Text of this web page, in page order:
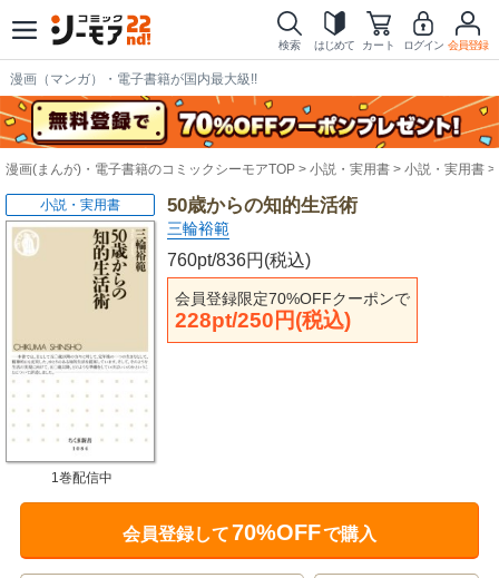
検索 はじめて カート ログイン 会員登録
漫画（マンガ）・電子書籍が国内最大級!!
漫画(まんが)・電子書籍のコミックシーモアTOP 小説・実用書 小説・実用書
50歳からの知的生活術
三輪裕範
760pt/836円(税込)
会員登録限定70%OFFクーポンで
228pt/250円(税込)
小説・実用書
1巻配信中
会員登録して70%OFFで購入